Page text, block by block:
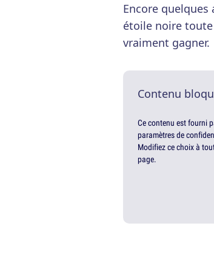
Encore
étoile noire
vraiment gagner.
Contenu
Ce contenu est fourni
paramètres de
Modifiez ce choix à
page.